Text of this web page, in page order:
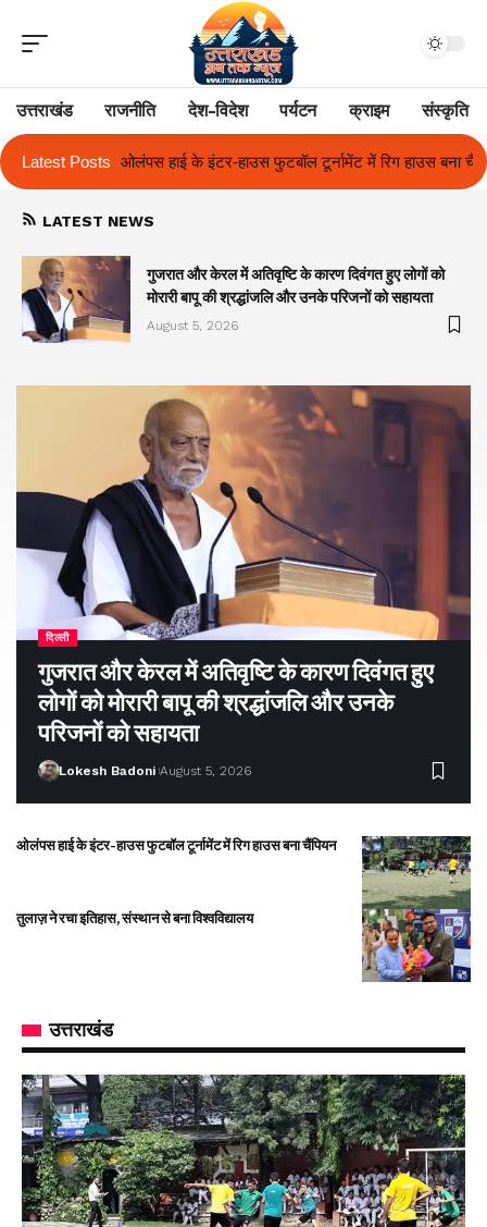
उत्तराखंड राजनीति देश-विदेश पर्यटन क्राइम संस्कृति
Latest Posts
टूर्नामेंट में रिग हाउस बना चैंपियन तुलाज़ ने रचा इतिहास, संस्थान से बना
LATEST NEWS
गुजरात और केरल में अतिवृष्टि के कारण दिवंगत हुए लोगों को
मोरारी बापू की श्रद्धांजलि और उनके परिजनों को सहायता
August 5, 2026
दिल्ली
गुजरात और केरल में अतिवृष्टि के कारण दिवंगत हुए
लोगों को मोरारी बापू की श्रद्धांजलि और उनके
परिजनों को सहायता
Lokesh Badoni August 5, 2026
ओलंपस हाई के इंटर-हाउस फुटबॉल टूर्नामेंट में रिग हाउस बना चैंपियन
तुलाज़ ने रचा इतिहास, संस्थान से बना विश्वविद्यालय
उत्तराखंड